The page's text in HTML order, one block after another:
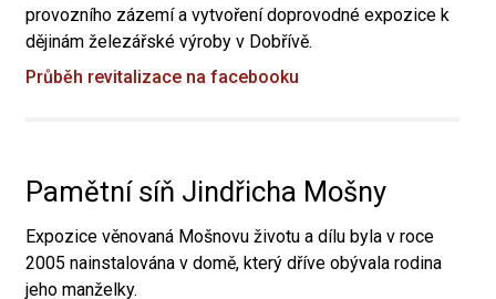
provozního zázemí a vytvoření doprovodné expozice k
dějinám železářské výroby v Dobřívě.
Průběh revitalizace na facebooku
Pamětní síň Jindřicha Mošny
Expozice věnovaná Mošnovu životu a dílu byla v roce
2005 nainstalována v domě, který dříve obývala rodina
jeho manželky.